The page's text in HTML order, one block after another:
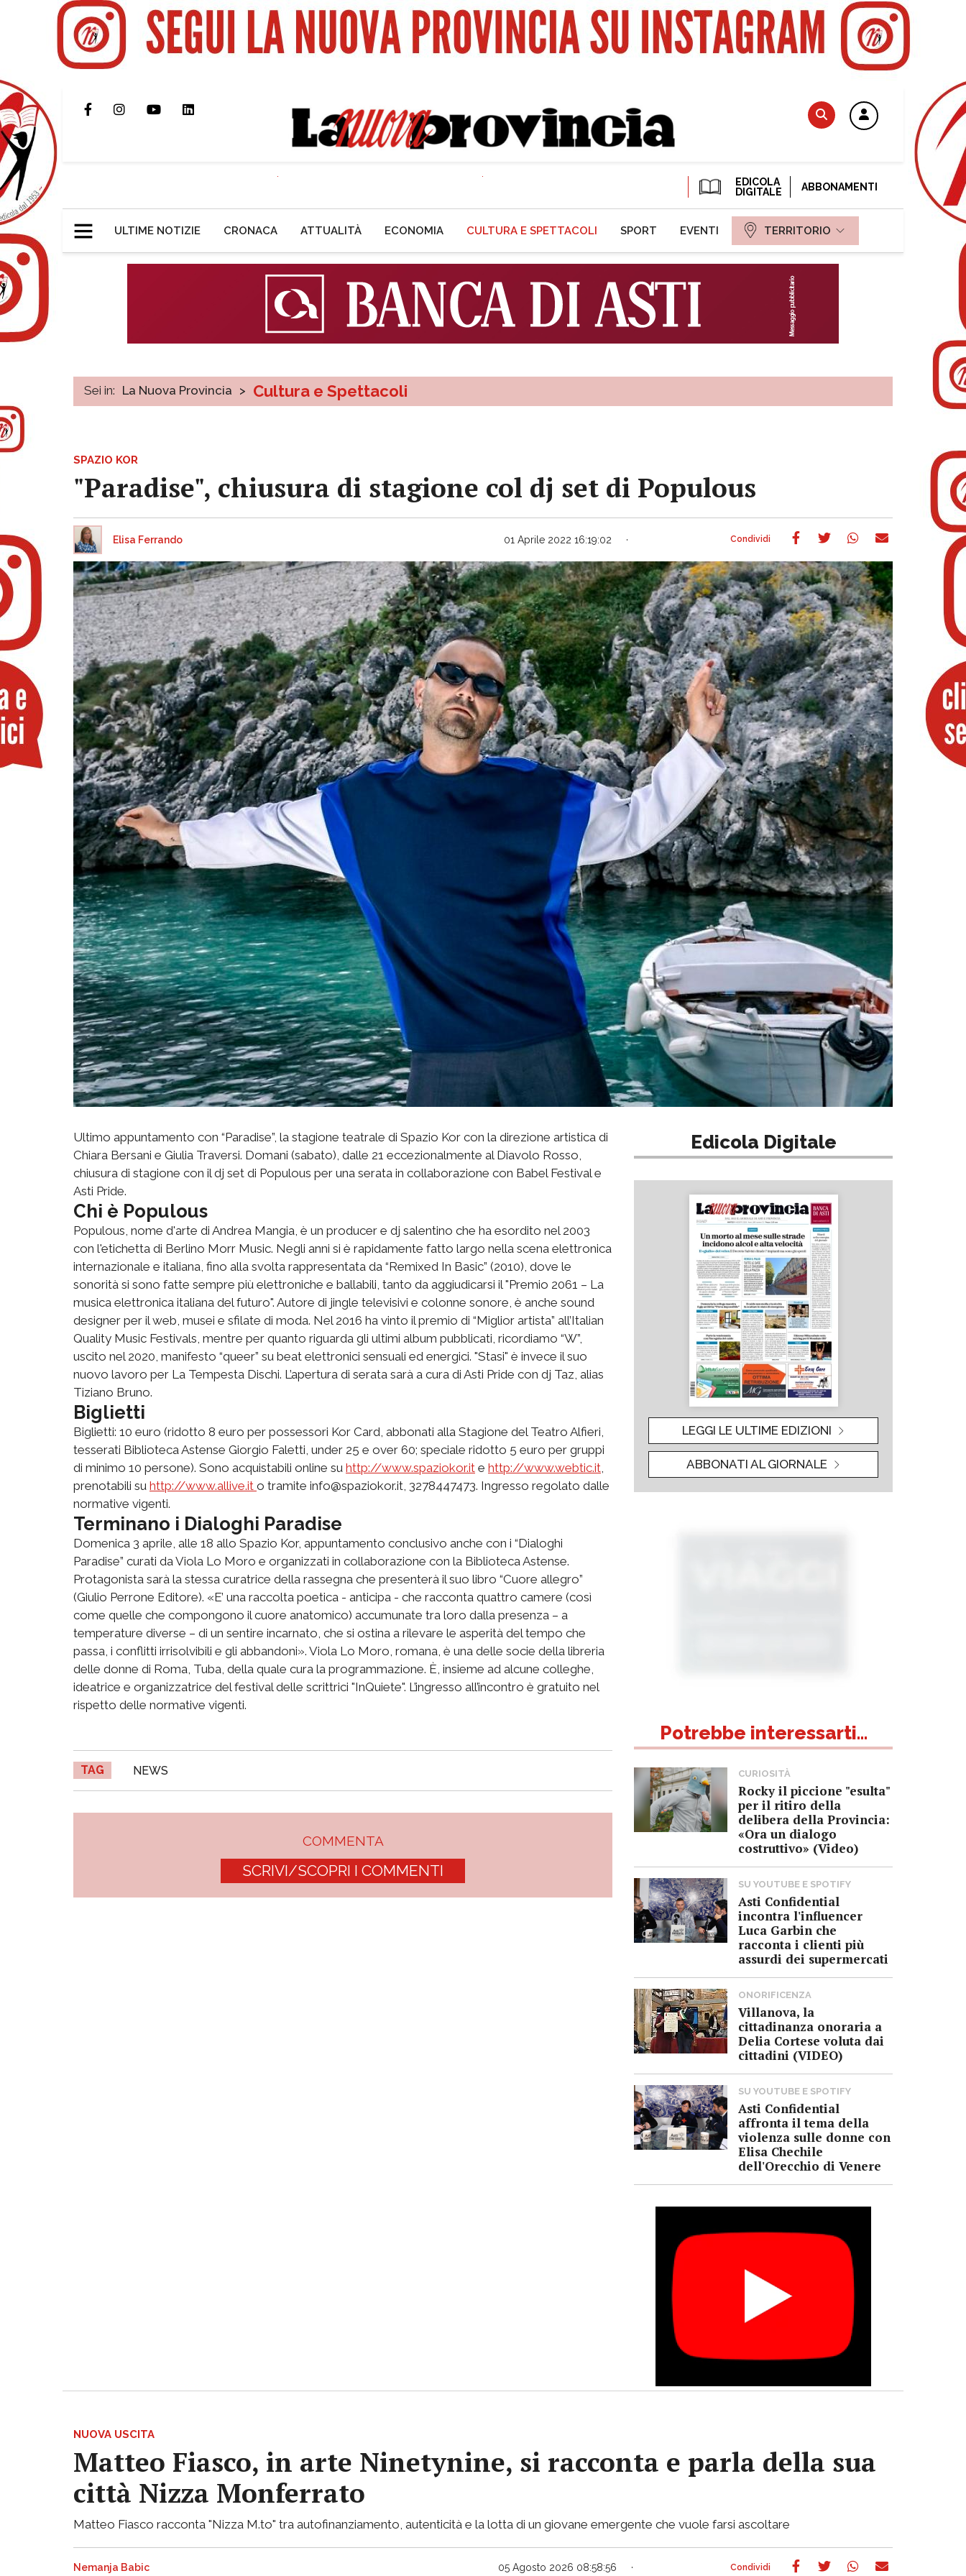
EDICOLA
DIGITALE
ABBONAMENTI
ULTIME NOTIZIE CRONACA ATTUALITÀ ECONOMIA CULTURA E SPETTACOLI SPORT EVENTI TERRITORIO
Sei in: La Nuova Provincia > Cultura e Spettacoli
SPAZIO KOR
"Paradise", chiusura di stagione col dj set di Populous
Elisa Ferrando 01 Aprile 2022 16:19:02
Ultimo appuntamento con “Paradise”, la stagione teatrale di Spazio Kor con la direzione artistica di
Chiara Bersani e Giulia Traversi. Domani (sabato), dalle 21 eccezionalmente al Diavolo Rosso,
chiusura di stagione con il dj set di Populous per una serata in collaborazione con Babel Festival e
Asti Pride.
Chi è Populous
Populous, nome d'arte di Andrea Mangia, è un producer e dj salentino che ha esordito nel 2003
con l'etichetta di Berlino Morr Music. Negli anni si è rapidamente fatto largo nella scena elettronica
internazionale e italiana, fino alla svolta rappresentata da “Remixed In Basic” (2010), dove le
sonorità si sono fatte sempre più elettroniche e ballabili, tanto da aggiudicarsi il "Premio 2061 – La
musica elettronica italiana del futuro". Autore di jingle televisivi e colonne sonore, è anche sound
designer per il web, musei e sfilate di moda. Nel 2016 ha vinto il premio di “Miglior artista” all’Italian
Quality Music Festivals, mentre per quanto riguarda gli ultimi album pubblicati, ricordiamo “W”,
uscito nel 2020, manifesto “queer” su beat elettronici sensuali ed energici. "Stasi" è invece il suo
nuovo lavoro per La Tempesta Dischi. L’apertura di serata sarà a cura di Asti Pride con dj Taz, alias
Tiziano Bruno.
Biglietti
Biglietti: 10 euro (ridotto 8 euro per possessori Kor Card, abbonati alla Stagione del Teatro Alfieri,
tesserati Biblioteca Astense Giorgio Faletti, under 25 e over 60; speciale ridotto 5 euro per gruppi
di minimo 10 persone). Sono acquistabili online su http://www.spaziokor.it e http://www.webtic.it
prenotabili su http://www.allive.it o tramite info@spaziokor.it, 3278447473. Ingresso regolato dalle
normative vigenti.
Terminano i Dialoghi Paradise
Domenica 3 aprile, alle 18 allo Spazio Kor, appuntamento conclusivo anche con i “Dialoghi
Paradise” curati da Viola Lo Moro e organizzati in collaborazione con la Biblioteca Astense.
Protagonista sarà la stessa curatrice della rassegna che presenterà il suo libro “Cuore allegro”
(Giulio Perrone Editore). «E’ una raccolta poetica - anticipa - che racconta quattro camere (così
come quelle che compongono il cuore anatomico) accumunate tra loro dalla presenza – a
temperature diverse – di un sentire incarnato, che si ostina a rilevare le asperità del tempo che
passa, i conflitti irrisolvibili e gli abbandoni». Viola Lo Moro, romana, è una delle socie della libreria
delle donne di Roma, Tuba, della quale cura la programmazione. È, insieme ad alcune colleghe,
ideatrice e organizzatrice del festival delle scrittrici "InQuiete". L’ingresso all’incontro è gratuito nel
rispetto delle normative vigenti.
TAG NEWS
COMMENTA
SCRIVI/SCOPRI I COMMENTI
Edicola Digitale
LEGGI LE ULTIME EDIZIONI
ABBONATI AL GIORNALE
Potrebbe interessarti...
CURIOSITÀ
Rocky il piccione "esulta"
per il ritiro della
delibera della Provincia:
«Ora un dialogo
costruttivo» (Video)
SU YOUTUBE E SPOTIFY
Asti Confidential
incontra l'influencer
Luca Garbin che
racconta i clienti più
assurdi dei supermercati
ONORIFICENZA
Villanova, la
cittadinanza onoraria a
Delia Cortese voluta dai
cittadini (VIDEO)
SU YOUTUBE E SPOTIFY
Asti Confidential
affronta il tema della
violenza sulle donne con
Elisa Chechile
dell'Orecchio di Venere
NUOVA USCITA
Matteo Fiasco, in arte Ninetynine, si racconta e parla della sua
città Nizza Monferrato
Matteo Fiasco racconta "Nizza M.to" tra autofinanziamento, autenticità e la lotta di un giovane emergente che vuole farsi ascoltare
Nemanja Babic 05 Agosto 2026 08:58:56